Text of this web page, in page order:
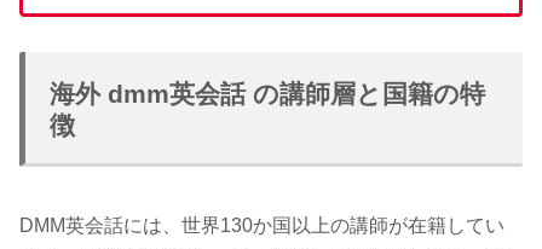
海外 dmm英会話 の講師層と国籍の特
徴
DMM英会話には、世界130か国以上の講師が在籍してい